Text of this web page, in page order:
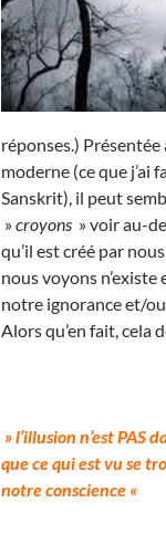
réponses.)
moderne (ce que j’ai
Sanskrit), il peut
»croyons » voir au-
qu’il est créé par
nous voyons
notre ignorance et/
Alors qu’en fait, cela
» l’illusion n’est PAS
que ce qui est vu se
notre conscience «